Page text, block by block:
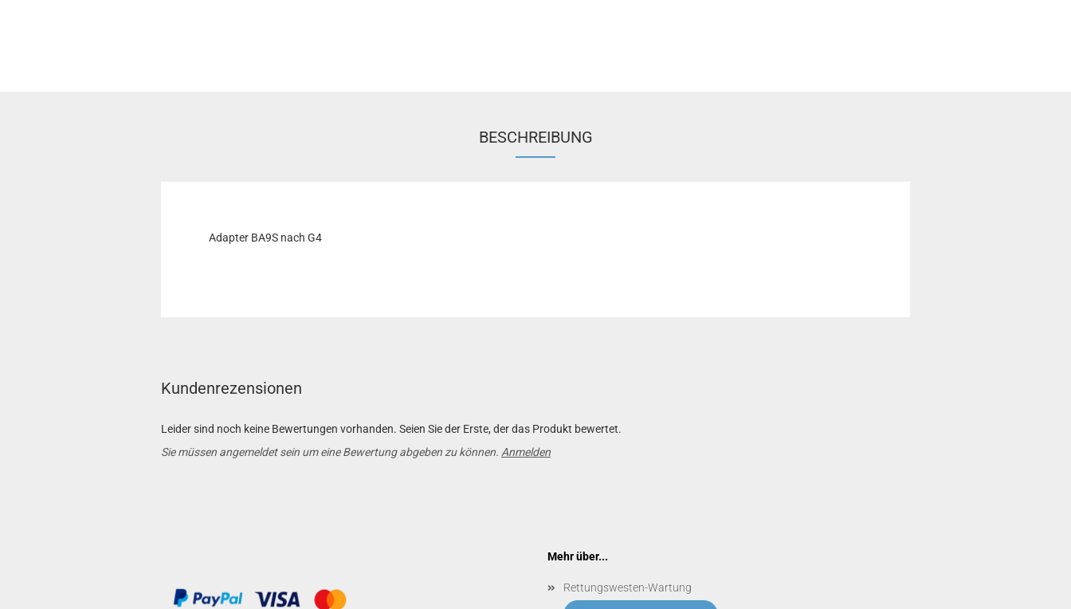
BESCHREIBUNG
Adapter BA9S nach G4
Kundenrezensionen
Leider sind noch keine Bewertungen vorhanden. Seien Sie der Erste, der das Produkt bewertet.
Sie müssen angemeldet sein um eine Bewertung abgeben zu können. Anmelden
Mehr über...
Rettungswesten-Wartung